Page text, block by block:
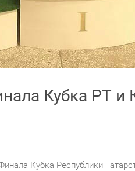
Кубка РТ и
Кубка Республики